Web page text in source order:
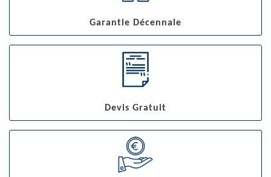
Garantie Décennale
Devis Gratuit